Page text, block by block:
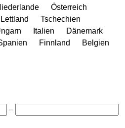
Österreich
Lettland
Tschechien
Italien
Dänemark
Finnland
Belgien
–